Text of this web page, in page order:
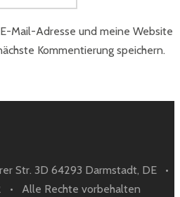
Mail-Adresse und meine Website
Kommentierung speichern.
Str. 3D 64293 Darmstadt, DE •
• Alle Rechte vorbehalten